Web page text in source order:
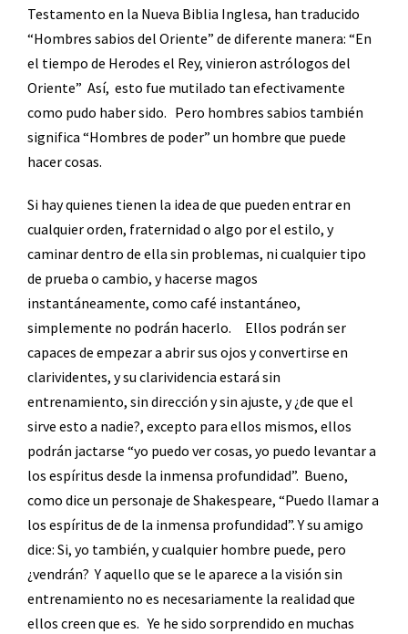
Testamento en la Nueva Biblia Inglesa, han traducido
“Hombres sabios del Oriente” de diferente manera: “En
el tiempo de Herodes el Rey, vinieron astrólogos del
Oriente” Así, esto fue mutilado tan efectivamente
como pudo haber sido. Pero hombres sabios también
significa “Hombres de poder” un hombre que puede
hacer cosas.
Si hay quienes tienen la idea de que pueden entrar en
cualquier orden, fraternidad o algo por el estilo, y
caminar dentro de ella sin problemas, ni cualquier tipo
de prueba o cambio, y hacerse magos
instantáneamente, como café instantáneo,
simplemente no podrán hacerlo.
Ellos podrán ser
capaces de empezar a abrir sus ojos y convertirse en
clarividentes, y su clarividencia estará sin
entrenamiento, sin dirección y sin ajuste, y ¿de que el
sirve esto a nadie?, excepto para ellos mismos, ellos
podrán jactarse “yo puedo ver cosas, yo puedo levantar a
los espíritus desde la inmensa profundidad”. Bueno,
como dice un personaje de Shakespeare, “Puedo llamar a
los espíritus de de la inmensa profundidad”. Y su amigo
dice: Si, yo también, y cualquier hombre puede, pero
¿vendrán? Y aquello que se le aparece a la visión sin
entrenamiento no es necesariamente la realidad que
ellos creen que es. Ye he sido sorprendido en muchas